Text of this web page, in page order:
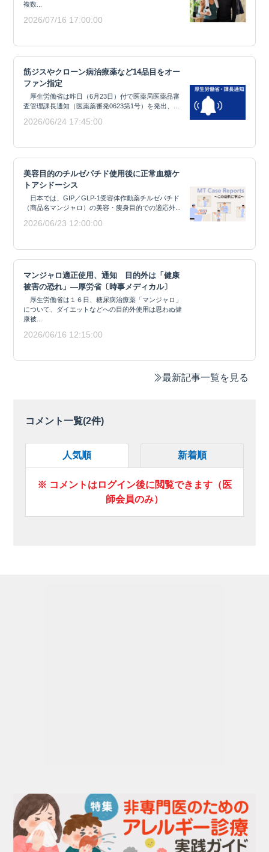
複数...
2026/07/16 17:00:00
筋ジスやクローン病治療薬など14品目をオー
ファン指定
厚生労働省は昨日（6月23日）付で医薬局医薬品審
査管理課長通知（医薬薬審発0623第1号）を発出、...
2026/06/24 17:45:00
美容目的のチルゼパチド使用後に正常血糖ケ
トアシドーシス
日本では、GIP／GLP-1受容体作動薬チルゼパチド
（商品名マンジャロ）の美容・痩身目的での適応外...
2026/06/23 12:00:00
マンジャロ適正使用、通知 目的外は「健康
被害の恐れ」―厚労省〔時事メディカル〕
厚生労働省は１６日、糖尿病治療薬「マンジャロ」
について、ダイエットなどへの目的外使用は思わぬ健
康被...
2026/06/16 12:15:00
最新記事一覧を見る
コメント一覧(2件)
人気順 新着順
※ コメントはログイン後に閲覧できます（医
師会員のみ）